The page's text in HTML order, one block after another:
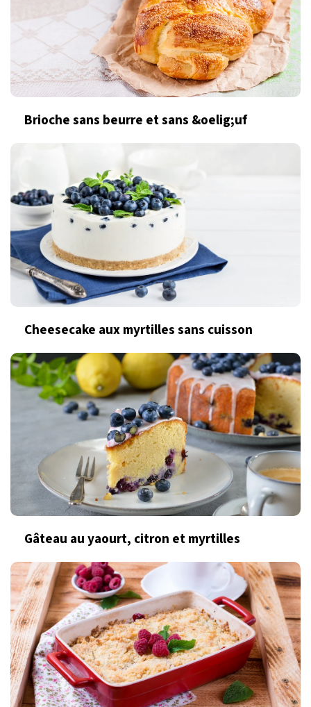
Brioche sans beurre et sans &oelig;uf
Cheesecake aux myrtilles sans cuisson
Gâteau au yaourt, citron et myrtilles